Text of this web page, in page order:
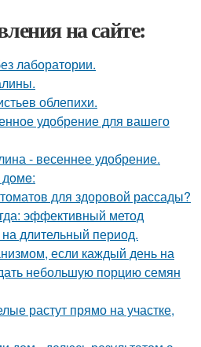
на сайте:
лаборатории.
облепихи.
удобрение для вашего
- весеннее удобрение.
для здоровой рассады?
эффективный метод
длительный период.
если каждый день на
небольшую порцию семян
растут прямо на участке,